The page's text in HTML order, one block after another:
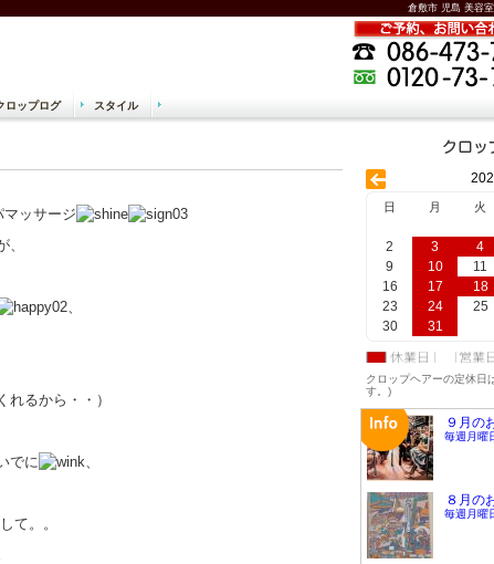
倉敷市 児島 美容
クロップヘアー CROPHAIR
ロップログ スタイル
マッサージ
、
るから・・）
でに
、
て。。
日 月 火
2
3 4
9
10 11
16
17 18
23
24 25
30
31
クロップヘアーの定休日
す。)
９月の
毎週月曜
８月の
毎週月曜